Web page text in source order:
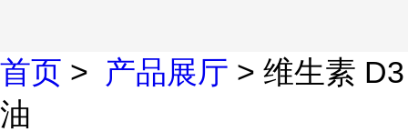
首页 > 产品展厅 > 维生素 D3
油